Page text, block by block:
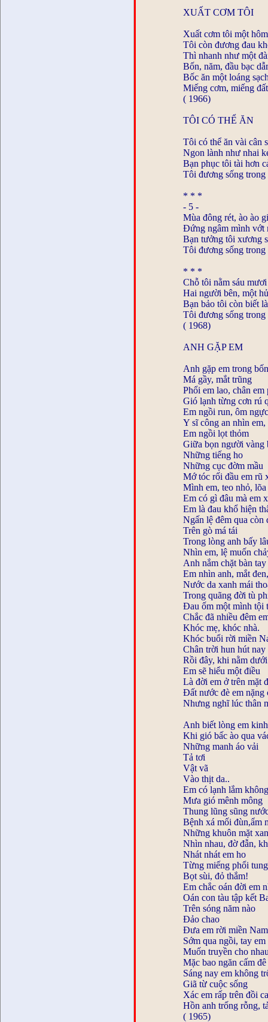
XUẤT CƠM TÔI
Xuất cơm tôi một
Tôi còn đương đau
Thì nhanh như một
Bốn, năm, đầu bạc
Bốc ăn một loáng
Miếng cơm, miếng
( 1966)
TÔI CÓ THỂ ĂN
Tôi có thể ăn vài cân
Ngon lành như nhai
Bạn phục tôi tài hơn
Tôi đương sống
* * *
- 5 -
Mùa đông rét, ào ào
Đứng ngâm mình vớt
Bạn tưởng tôi xương
Tôi đương sống
* * *
Chỗ tôi nằm sáu
Hai người bên, một
Bạn bảo tôi còn biết
Tôi đương sống
( 1968)
ANH GẶP EM
Anh gặp em trong
Má gầy, mắt trũng
Phổi em lao, chân em
Gió lạnh từng cơn rú
Em ngồi run, ôm
Y sĩ công an nhìn
Em ngồi lọt thỏm
Giữa bọn người vàng
Những tiếng ho
Những cục đờm mầu
Mớ tóc rối đầu em rũ
Mình em, teo nhỏ,
Em có gì đâu mà em
Em là đau khổ hiện
Ngấn lệ đêm qua còn
Trên gò má tái
Trong lòng anh bấy
Nhìn em, lệ muốn
Anh nắm chặt bàn
Em nhìn anh, mắt
Nước da xanh mái
Trong quãng đời tù
Đau ốm một mình tội
Chắc đã nhiều đêm
Khóc mẹ, khóc nhà.
Khóc buổi rời miền
Chân trời hun hút nay
Rồi đây, khi nằm
Em sẽ hiểu một điều
Là đời em ở trên mặt
Đất nước đè em nặng
Nhưng nghĩ lúc thân
Anh biết lòng em
Khi gió bấc ào qua
Những manh áo vải
Tả tơi
Vật vã
Vào thịt da..
Em có lạnh lắm
Mưa gió mênh mông
Thung lũng sũng
Bệnh xá mối đùn,ẩm
Những khuôn mặt
Nhìn nhau, đờ đẫn,
Nhát nhát em ho
Từng miếng phổi
Bọt sùi, đỏ thắm!
Em chắc oán đời em
Oán con tàu tập kết
Trên sóng năm nào
Đảo chao
Đưa em rời miền
Sớm qua ngồi, tay em
Muốn truyền cho
Mặc bao ngăn cấm
Sáng nay em không
Giã từ cuộc sống
Xác em rấp trên đồi
Hồn anh trống rỗng,
( 1965)